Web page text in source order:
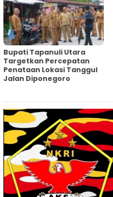
‎Bupati Tapanuli Utara
Targetkan Percepatan
Penataan Lokasi Tanggul
Jalan Diponegoro